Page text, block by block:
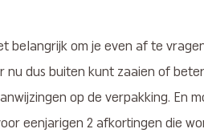
belangrijk om je even af te
nu dus buiten kunt zaaien of
op de verpakking. En
eenjarigen 2 afkortingen die